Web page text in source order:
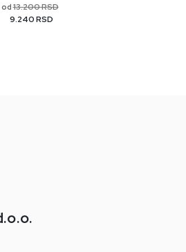
od13.200 RSD
9.240 RSD